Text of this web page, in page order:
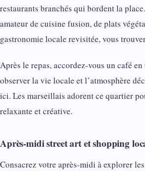
restaurants branchés qui bordent la
amateur de cuisine fusion, de plats
gastronomie locale revisitée, vous
Après le repas, accordez-vous un café
observer la vie locale et l’atmosphère
ici. Les marseillais adorent ce quartier
relaxante et créative.
Après-midi street art et shopping
Consacrez votre après-midi à explorer